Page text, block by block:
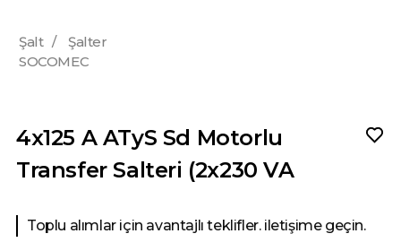
Şalt /
Şalter
SOCOMEC
4x125 A ATyS Sd Motorlu
Transfer Salteri (2x230 VA
Toplu alımlar için avantajlı teklifler. iletişime geçin.